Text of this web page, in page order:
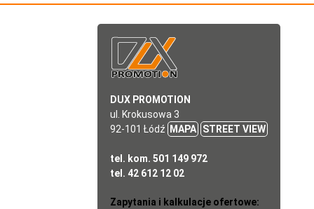
DUX PROMOTION
ul. Krokusowa 3
92-101 Łódź
MAPA STREET VIEW
tel. kom. 501 149 972
tel. 42 612 12 02
Zapytania i kalkulacje ofertowe: